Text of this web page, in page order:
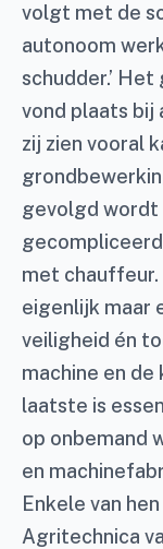
volgt met de
autonoom
schudder.’
vond plaats bij
zij zien vooral
gevolgd wordt
met
eigenlijk maar
veiligheid én
machine en
laatste is
op onbemand
en
Enkele van
Agritechnica